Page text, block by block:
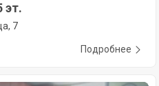
эт.
7
Подробнее